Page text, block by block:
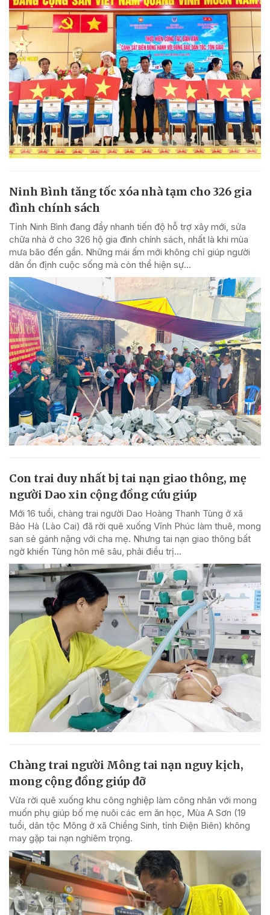
Ninh Bình tăng tốc xóa nhà tạm cho 326 gia
đình chính sách
Tỉnh Ninh Bình đang đẩy nhanh tiến độ hỗ trợ xây mới, sửa
chữa nhà ở cho 326 hộ gia đình chính sách, nhất là khi mùa
mưa bão đến gần. Những mái ấm mới không chỉ giúp người
dân ổn định cuộc sống mà còn thể hiện sự...
Con trai duy nhất bị tai nạn giao thông, mẹ
người Dao xin cộng đồng cứu giúp
Mới 16 tuổi, chàng trai người Dao Hoàng Thanh Tùng ở xã
Bảo Hà (Lào Cai) đã rời quê xuống Vĩnh Phúc làm thuê, mong
san sẻ gánh nặng với cha mẹ. Nhưng tai nạn giao thông bất
ngờ khiến Tùng hôn mê sâu, phải điều trị...
Chàng trai người Mông tai nạn nguy kịch,
mong cộng đồng giúp đỡ
Vừa rời quê xuống khu công nghiệp làm công nhân với mong
muốn phụ giúp bố mẹ nuôi các em ăn học, Mùa A Sơn (19
tuổi, dân tộc Mông ở xã Chiềng Sinh, tỉnh Điện Biên) không
may gặp tai nạn nghiêm trọng.